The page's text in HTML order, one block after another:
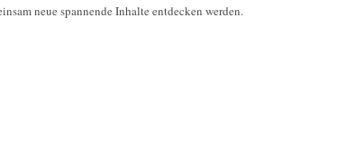
neue spannende Inhalte entdecken werden.